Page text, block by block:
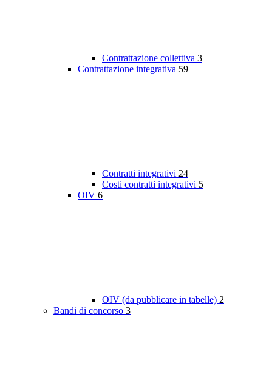
Contrattazione collettiva 3
Contrattazione integrativa 59
Contratti integrativi 24
Costi contratti integrativi 5
OIV 6
OIV (da pubblicare in tabelle) 2
Bandi di concorso 3